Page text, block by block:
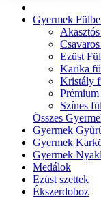
Gyermek
Ezüst
Karika
Kristály
Színes
Összes
Gyermek
Gyermek
Gyermek
Medálok
Ezüst szettek
Ékszerdoboz